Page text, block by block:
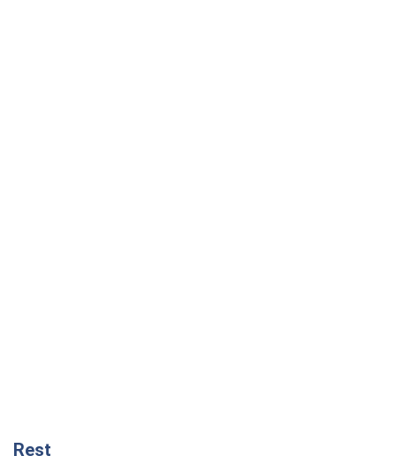
Rest